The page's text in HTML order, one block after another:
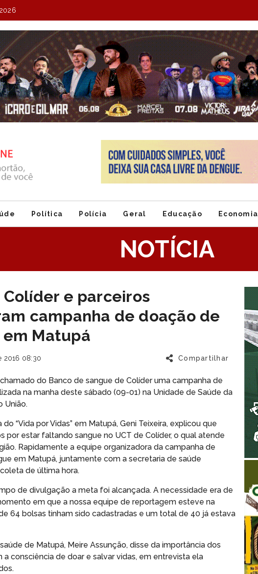
1
of
Política Polícia Geral Educação Economia
NOTÍCIA
Colíder e parceiros
campanha de doação de
Matupá
2016 08:30 Compartilhar
do Banco de sangue de Colíder uma campanha de
na manha deste sábado (09-01) na Unidade de Saúde da
União.
“Vida por Vidas” em Matupá, Geni Teixeira, explicou que
por estar faltando sangue no UCT de Colíder, o qual atende
Rapidamente a equipe organizadora da campanha de
em Matupá, juntamente com a secretaria de saúde
de última hora.
de divulgação a meta foi alcançada. A necessidade era de
em que a nossa equipe de reportagem esteve na
64 bolsas tinham sido cadastradas e um total de 40 já estava
de Matupá, Meire Assunção, disse da importância dos
consciência de doar e salvar vidas, em entrevista ela